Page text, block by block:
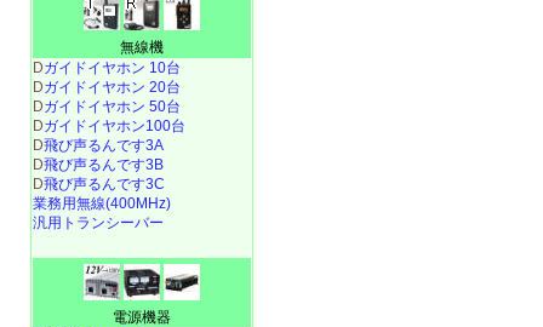
無線機
Dガイドイヤホン 10台
Dガイドイヤホン 20台
Dガイドイヤホン 50台
Dガイドイヤホン100台
D飛び声るんです3A
D飛び声るんです3B
D飛び声るんです3C
業務用無線(400MHz)
汎用トランシーバー
電源機器